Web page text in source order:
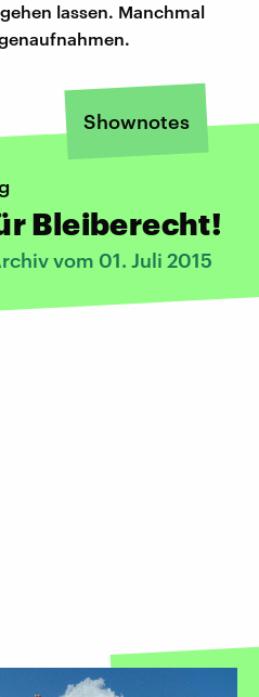
lassen. Manchmal
Shownotes
Bleiberecht!
vom 01. Juli 2015